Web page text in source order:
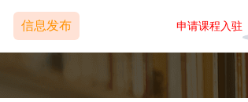
信息发布 申请课程入驻